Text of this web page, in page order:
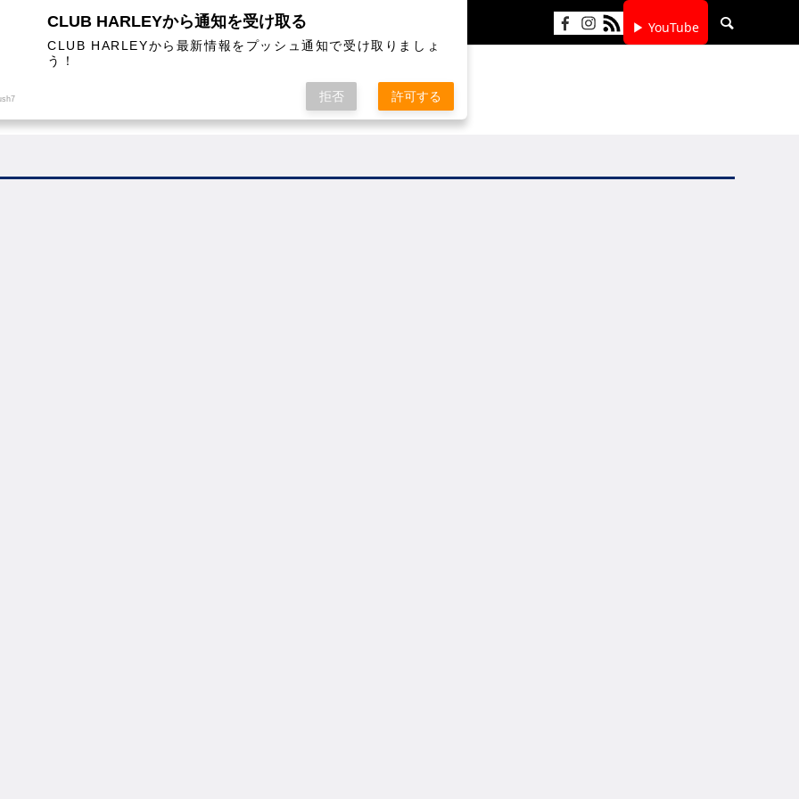
▶ YouTube
COLUMN
CLUB HARLEYから通知を受け取る
CLUB HARLEYから最新情報をプッシュ通知で受け取りましょ
う！
拒否 許可する